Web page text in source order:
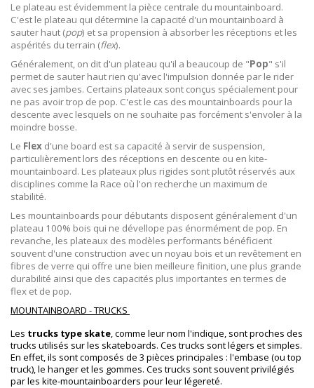
Le plateau est évidemment la pièce centrale du mountainboard.
C'est le plateau qui détermine la capacité d'un mountainboard à
sauter haut (pop) et sa propension à absorber les réceptions et les
aspérités du terrain (flex).
Généralement, on dit d'un plateau qu'il a beaucoup de "Pop" s'il
permet de sauter haut rien qu'avec l'impulsion donnée par le rider
avec ses jambes. Certains plateaux sont conçus spécialement pour
ne pas avoir trop de pop. C'est le cas des mountainboards pour la
descente avec lesquels on ne souhaite pas forcément s'envoler à la
moindre bosse.
Le Flex d'une board est sa capacité à servir de suspension,
particulièrement lors des réceptions en descente ou en kite-
mountainboard. Les plateaux plus rigides sont plutôt réservés aux
disciplines comme la Race où l'on recherche un maximum de
stabilité.
Les mountainboards pour débutants disposent généralement d'un
plateau 100% bois qui ne dévellope pas énormément de pop. En
revanche, les plateaux des modèles performants bénéficient
souvent d'une construction avec un noyau bois et un revêtement en
fibres de verre qui offre une bien meilleure finition, une plus grande
durabilité ainsi que des capacités plus importantes en termes de
flex et de pop.
MOUNTAINBOARD - TRUCKS
Les trucks type skate, comme leur nom l'indique, sont proches des
trucks utilisés sur les skateboards. Ces trucks sont légers et simples.
En effet, ils sont composés de 3 pièces principales : l'embase (ou top
truck), le hanger et les gommes. Ces trucks sont souvent privilégiés
par les kite-mountainboarders pour leur légereté.